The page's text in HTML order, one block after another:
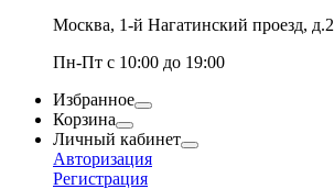
Москва, 1-й Нагатинский проезд, д.2
Пн-Пт с 10:00 до 19:00
Избранное
Корзина
Личный кабинет
Авторизация
Регистрация